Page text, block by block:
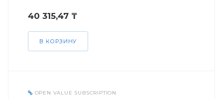
40 315,47 ₸
В КОРЗИНУ
OPEN VALUE SUBSCRIPTION